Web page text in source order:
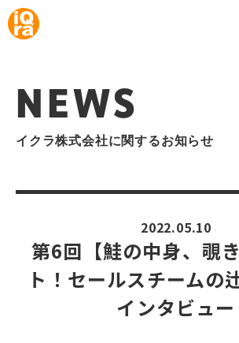
NEWS
イクラ株式会社に関するお知らせ
2022.05.10
第6回【鮭の中身、覗
ト！セールスチームの
インタビュー